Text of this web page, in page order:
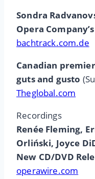
Sondra
Opera
bachtrack.com.de
Canadian
guts and gusto
Theglobal.com
Recordings
Renée Fleming,
Orliński, Joyce
New CD/DVD
operawire.com